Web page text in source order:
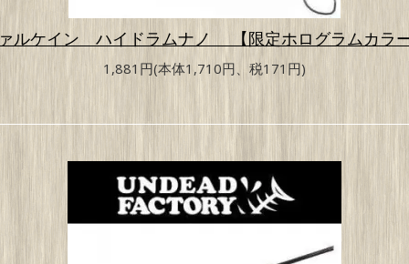
ルケイン ハイドラムナノ 【限定ホログラムカラ
1,881円(本体1,710円、税171円)